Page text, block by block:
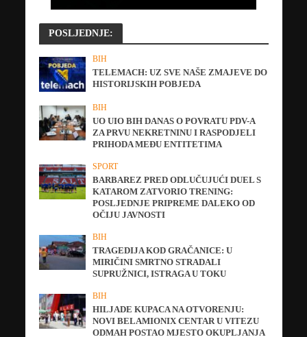
POSLJEDNJE:
BIH
TELEMACH: UZ SVE NAŠE ZMAJEVE DO
HISTORIJSKIH POBJEDA
BIH
UO UIO BIH DANAS O POVRATU PDV-A
ZA PRVU NEKRETNINU I RASPODJELI
PRIHODA MEĐU ENTITETIMA
SPORT
BARBAREZ PRED ODLUČUJUĆI DUEL S
KATAROM ZATVORIO TRENING:
POSLJEDNJE PRIPREME DALEKO OD
OČIJU JAVNOSTI
BIH
TRAGEDIJA KOD GRAČANICE: U
MIRIČINI SMRTNO STRADALI
SUPRUŽNICI, ISTRAGA U TOKU
BIH
HILJADE KUPACA NA OTVORENJU:
NOVI BELAMIONIX CENTAR U VITEZU
ODMAH POSTAO MJESTO OKUPLJANJA